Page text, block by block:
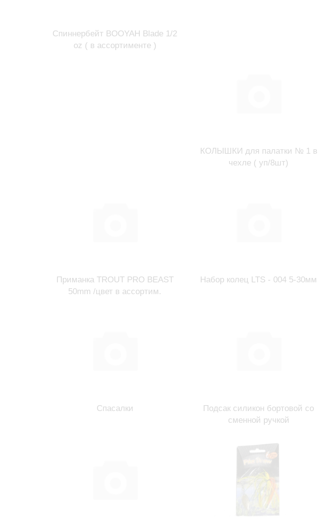
Спиннербейт BOOYAH Blade 1/2
oz ( в ассортименте )
КОЛЫШКИ для палатки № 1 в
чехле ( уп/8шт)
Приманка TROUT PRO BEAST
50mm /цвет в ассортим.
Набор колец LTS - 004 5-30мм
Спасалки
Подсак силикон бортовой со
сменной ручкой